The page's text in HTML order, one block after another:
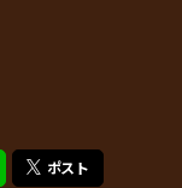
ポスト